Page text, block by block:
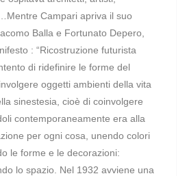
Campari apriva il suo
Balla e Fortunato Depero,
: “Ricostruzione futurista
di ridefinire le forme del
oggetti ambienti della vita
sinestesia, cioè di coinvolgere
contemporaneamente era alla
per ogni cosa, unendo colori
le forme e le decorazioni:
lo spazio. Nel 1932 avviene una